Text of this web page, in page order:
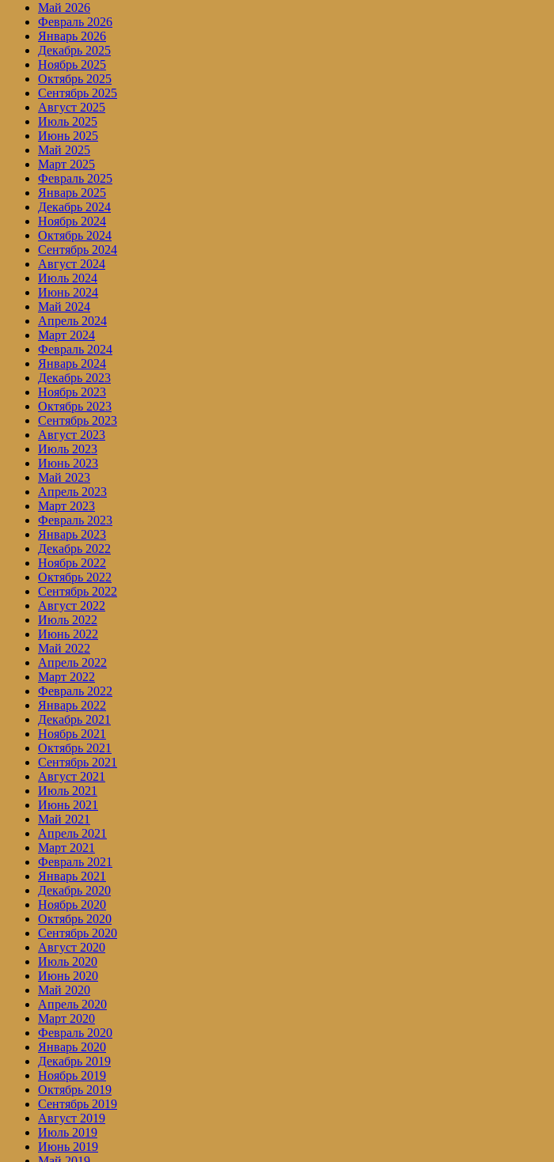
Май 2026
Февраль 2026
Январь 2026
Декабрь 2025
Ноябрь 2025
Октябрь 2025
Сентябрь 2025
Август 2025
Июль 2025
Июнь 2025
Май 2025
Март 2025
Февраль 2025
Январь 2025
Декабрь 2024
Ноябрь 2024
Октябрь 2024
Сентябрь 2024
Август 2024
Июль 2024
Июнь 2024
Май 2024
Апрель 2024
Март 2024
Февраль 2024
Январь 2024
Декабрь 2023
Ноябрь 2023
Октябрь 2023
Сентябрь 2023
Август 2023
Июль 2023
Июнь 2023
Май 2023
Апрель 2023
Март 2023
Февраль 2023
Январь 2023
Декабрь 2022
Ноябрь 2022
Октябрь 2022
Сентябрь 2022
Август 2022
Июль 2022
Июнь 2022
Май 2022
Апрель 2022
Март 2022
Февраль 2022
Январь 2022
Декабрь 2021
Ноябрь 2021
Октябрь 2021
Сентябрь 2021
Август 2021
Июль 2021
Июнь 2021
Май 2021
Апрель 2021
Март 2021
Февраль 2021
Январь 2021
Декабрь 2020
Ноябрь 2020
Октябрь 2020
Сентябрь 2020
Август 2020
Июль 2020
Июнь 2020
Май 2020
Апрель 2020
Март 2020
Февраль 2020
Январь 2020
Декабрь 2019
Ноябрь 2019
Октябрь 2019
Сентябрь 2019
Август 2019
Июль 2019
Июнь 2019